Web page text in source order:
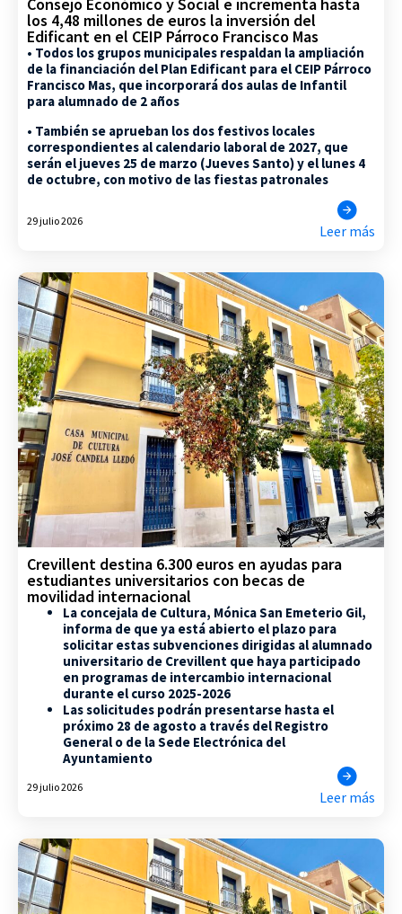
Consejo Económico y Social e incrementa hasta
los 4,48 millones de euros la inversión del
Edificant en el CEIP Párroco Francisco Mas
• Todos los grupos municipales respaldan la ampliación
de la financiación del Plan Edificant para el CEIP Párroco
Francisco Mas, que incorporará dos aulas de Infantil
para alumnado de 2 años
• También se aprueban los dos festivos locales
correspondientes al calendario laboral de 2027, que
serán el jueves 25 de marzo (Jueves Santo) y el lunes 4
de octubre, con motivo de las fiestas patronales
29 julio 2026
Leer más
Crevillent destina 6.300 euros en ayudas para
estudiantes universitarios con becas de
movilidad internacional
La concejala de Cultura, Mónica San Emeterio Gil,
informa de que ya está abierto el plazo para
solicitar estas subvenciones dirigidas al alumnado
universitario de Crevillent que haya participado
en programas de intercambio internacional
durante el curso 2025-2026
Las solicitudes podrán presentarse hasta el
próximo 28 de agosto a través del Registro
General o de la Sede Electrónica del
Ayuntamiento
29 julio 2026
Leer más